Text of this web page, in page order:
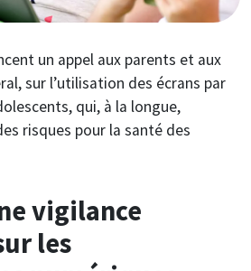
un appel aux parents et aux
sur l’utilisation des écrans par
qui, à la longue,
risques pour la santé des
vigilance
les